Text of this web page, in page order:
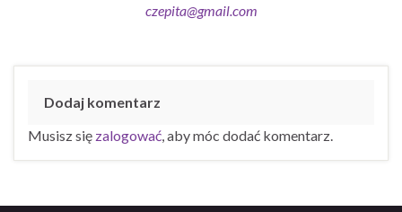
czepita@gmail.com
Dodaj komentarz
Musisz się zalogować , aby móc dodać komentarz.